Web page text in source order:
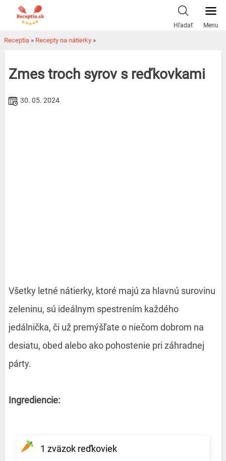
Hľadať Menu
Receptia » Recepty na nátierky »
Zmes troch syrov s reďkovkami
30. 05. 2024
Všetky letné nátierky, ktoré majú za hlavnú surovinu
zeleninu, sú ideálnym spestrením každého
jedálnička, či už premýšľate o niečom dobrom na
desiatu, obed alebo ako pohostenie pri záhradnej
párty.
Ingrediencie:
1 zväzok reďkoviek